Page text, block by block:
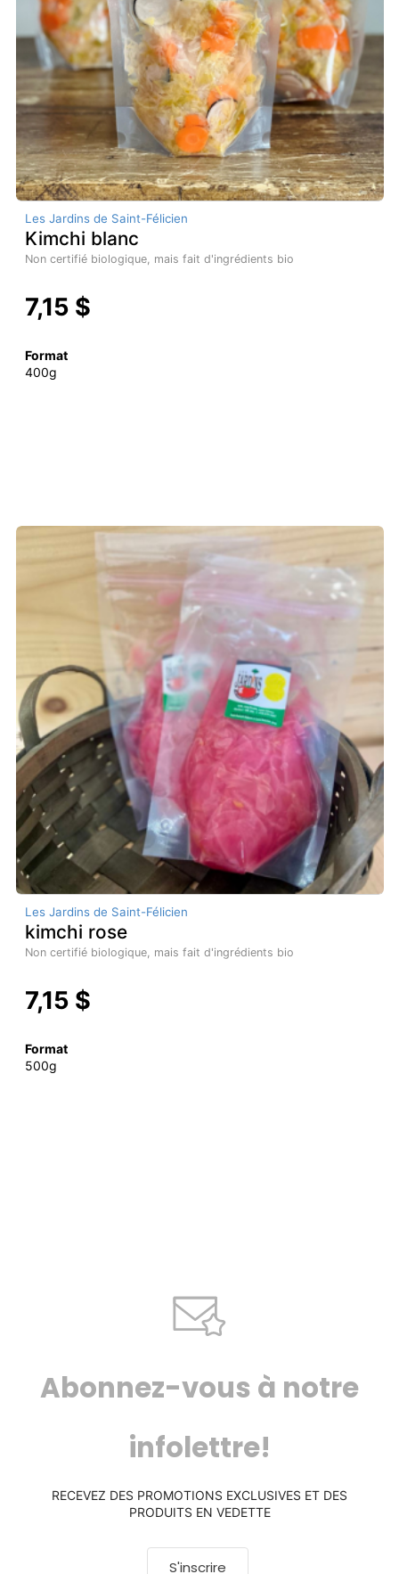
Les Jardins de Saint-Félicien
Kimchi blanc
Non certifié biologique, mais fait d'ingrédients bio
7,15 $
Format
400g
Les Jardins de Saint-Félicien
kimchi rose
Non certifié biologique, mais fait d'ingrédients bio
7,15 $
Format
500g
Abonnez-vous à notre
infolettre!
RECEVEZ DES PROMOTIONS EXCLUSIVES ET DES
PRODUITS EN VEDETTE
S'inscrire